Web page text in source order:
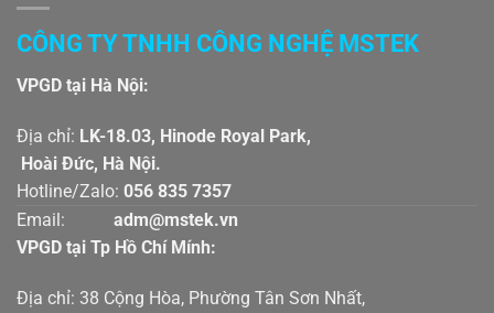
CÔNG TY TNHH CÔNG NGHỆ MSTEK
VPGD tại Hà Nội:
Địa chỉ: LK-18.03, Hinode Royal Park,
Hoài Đức, Hà Nội.
Hotline/Zalo: 056 835 7357
Email:
adm@mstek.vn
VPGD tại Tp Hồ Chí Mính:
Địa chỉ: 38 Cộng Hòa, Phường Tân Sơn Nhất,